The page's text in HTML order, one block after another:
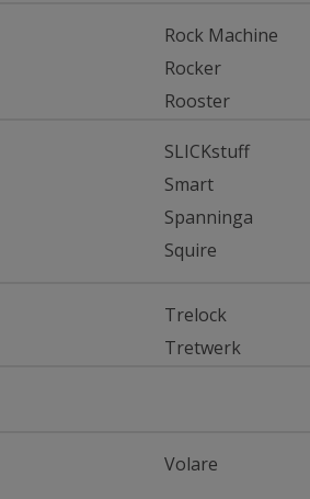
Rock Machine
Rocker
Rooster
SLICKstuff
Smart
Spanninga
Squire
Trelock
Tretwerk
Volare